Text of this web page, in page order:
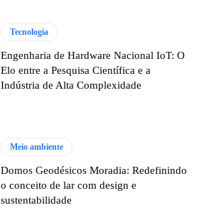
Tecnologia
Engenharia de Hardware Nacional IoT: O
Elo entre a Pesquisa Científica e a
Indústria de Alta Complexidade
Meio ambiente
Domos Geodésicos Moradia: Redefinindo
o conceito de lar com design e
sustentabilidade